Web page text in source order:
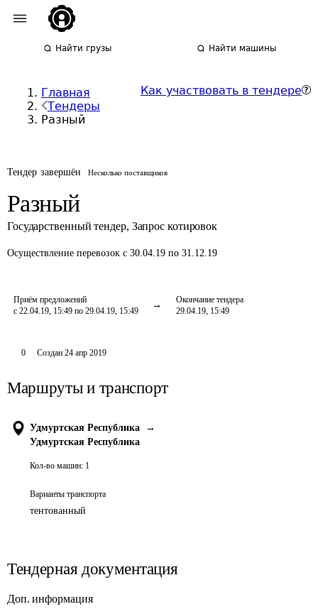
Найти грузы Найти машины
Главная
Тендеры
Разный
Как участвовать в тендере
Тендер завершён Несколько поставщиков
Разный
Государственный тендер, Запрос котировок
Осуществление перевозок с 30.04.19 по 31.12.19
Приём предложений
с 22.04.19, 15:49 по 29.04.19, 15:49
Окончание тендера
29.04.19, 15:49
0 Создан 24 апр 2019
Маршруты и транспорт
Удмуртская Республика
→
Удмуртская Республика
Кол-во машин: 1
Варианты транспорта
тентованный
Тендерная документация
Доп. информация